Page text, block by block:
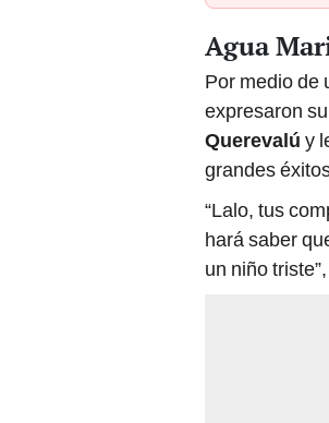
Agua
Por medio de
expresaron
Querevalú y
grandes
“Lalo, tus
hará saber
un niño